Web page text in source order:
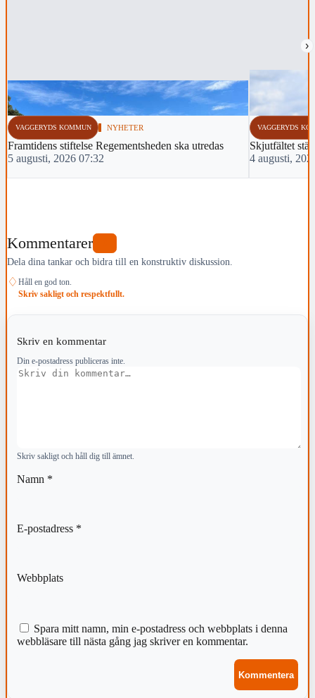
›
VAGGERYDS KOMMUN NYHETER
Framtidens stiftelse Regementsheden ska utredas
5 augusti, 2026 07:32
VAGGERYDS
Skjutfältet
4 augusti,
Kommentarer
Dela dina tankar och bidra till en konstruktiv diskussion.
♢ Håll en god ton.
Skriv sakligt och respektfullt.
Skriv en kommentar
Din e-postadress publiceras inte.
Kommentar
Skriv sakligt och håll dig till ämnet.
Namn *
E-postadress *
Webbplats
Spara mitt namn, min e-postadress och webbplats i denna
webbläsare till nästa gång jag skriver en kommentar.